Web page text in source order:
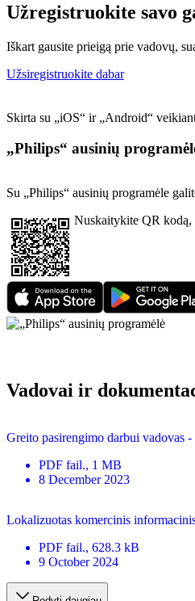
Užregistruokite savo
Iškart gausite prieigą prie vadovų,
Užsiregistruokite dabar
Skirta su „iOS“ ir „Android“
„Philips“ ausinių
Su „Philips“ ausinių programėle
Nuskaitykite QR kodą,
Vadovai ir
Greito pasirengimo darbui vadovas
PDF fail., 1 MB
8 December 2023
Lokalizuotas komercinis
PDF fail., 628.3 kB
9 October 2024